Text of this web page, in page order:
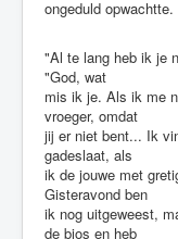
ongeduld opwachtte.
"Al te lang heb ik je
"God, wat
mis ik je. Als ik me
vroeger, omdat
jij er niet bent... Ik
gadeslaat, als
ik de jouwe met
Gisteravond ben
ik nog uitgeweest,
de bios en heb